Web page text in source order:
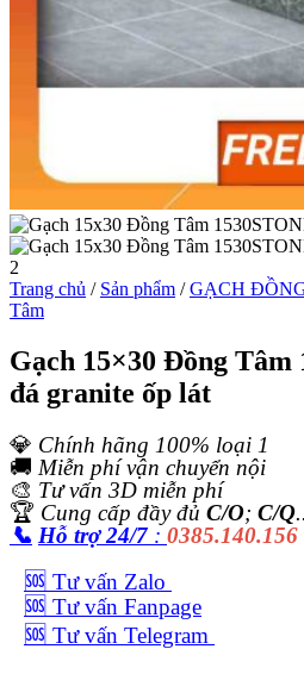
Trang chủ / Sản phẩm / GẠCH
Tâm
Gạch 15×30 Đồng Tâm
đá granite ốp lát
💎 Chính hãng 100% loại 1
🚚 Miễn phí vận chuyển nội
🎨 Tư vấn 3D miễn phí
🏆 Cung cấp đầy đủ C/O; C/Q..
📞 Hỗ trợ 24/7 : 0385.140.156
🆘 Tư vấn Zalo
🆘 Tư vấn Fanpage
🆘 Tư vấn Telegram